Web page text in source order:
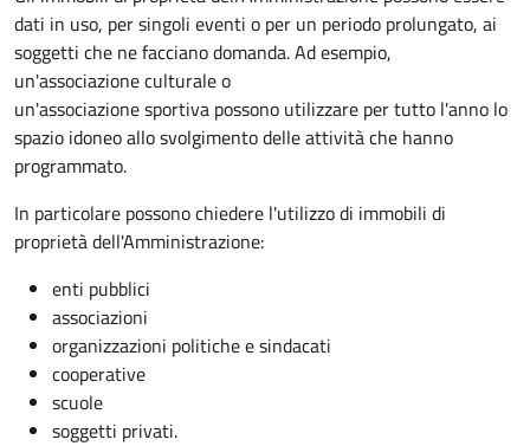
dati in uso, per singoli eventi o per un periodo prolungato, ai
soggetti che ne facciano domanda. Ad esempio,
un'associazione culturale o
un'associazione sportiva possono utilizzare per tutto l'anno lo
spazio idoneo allo svolgimento delle attività che hanno
programmato.
In particolare possono chiedere l'utilizzo di immobili di
proprietà dell'Amministrazione:
enti pubblici
associazioni
organizzazioni politiche e sindacati
cooperative
scuole
soggetti privati.